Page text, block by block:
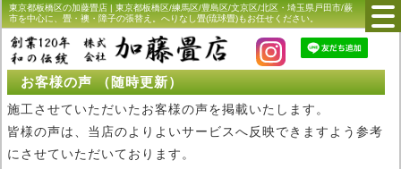
東京都板橋区の加藤畳店 | 東京都板橋区/練馬区/豊島区/文京区/北区・埼玉県戸田市/蕨
市を中心に、畳・襖・障子の張替え。へりなし畳(琉球畳)もお任せください。
お客様の声 （随時更新）
施工させていただいたお客様の声を掲載いたします。
皆様の声は、当店のよりよいサービスへ反映できますよう参考
にさせていただいております。